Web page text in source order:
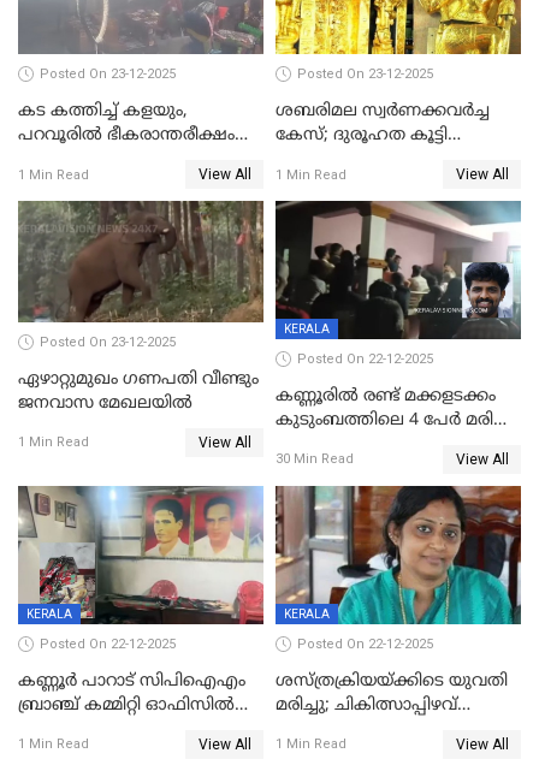
പൊലിഞ്ഞു
Posted On 23-12-2025
കട കത്തിച്ച് കളയും,
പറവൂരില്‍ ഭീകരാന്തരീക്ഷം
1 Min Read View All
Posted On 23-12-2025
ശബരിമല സ്വര്‍ണക്കവര്‍ച്ച
കേസ്; ദുരൂഹത കൂട്ടി
1 Min Read View All
Posted On 23-12-2025
ഏഴാറ്റുമുഖം ഗണപതി വീണ്ടും
ജനവാസ മേഖലയിൽ
1 Min Read View All
KERALA
Posted On 22-12-2025
കണ്ണൂരിൽ രണ്ട് മക്കളടക്കം
കുടുംബത്തിലെ 4 പേർ മരിച്ച
30 Min Read View All
KERALA
Posted On 22-12-2025
കണ്ണൂർ പാറാട് സിപിഐഎം
ബ്രാഞ്ച് കമ്മിറ്റി ഓഫിസിൽ
ചിത്രങ്ങളടക്കം കത്തിയ
1 Min Read View All
KERALA
Posted On 22-12-2025
ശസ്ത്രക്രിയയ്‌ക്കിടെ യുവതി
മരിച്ചു; ചികിത്സാപ്പിഴവ്
സംഭവം മാവേലിക്കരയിൽ
1 Min Read View All